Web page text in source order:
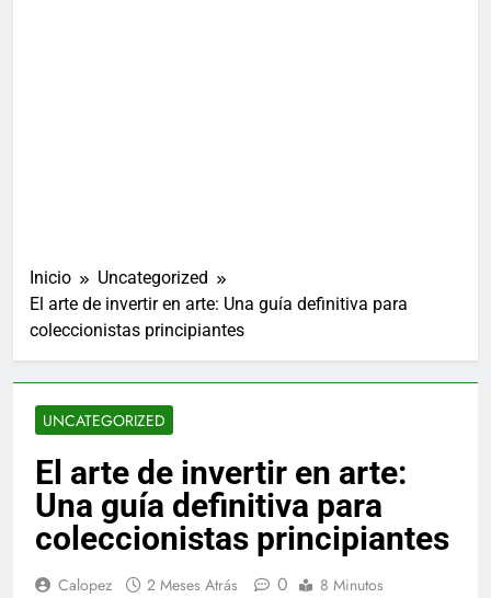
Inicio
Uncategorized
El arte de invertir en arte: Una guía definitiva para
coleccionistas principiantes
UNCATEGORIZED
El arte de invertir en arte:
Una guía definitiva para
coleccionistas principiantes
Calopez 2 Meses Atrás 0 8 Minutos